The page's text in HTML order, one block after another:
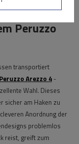
Peruzzo
transportiert
Peruzzo Arezzo 4 -
Wahl. Dieses
sicher am Haken zu
Anordnung der
problemlos
reist, greift zum